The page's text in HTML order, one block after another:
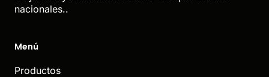
nacionales..
Menú
Productos